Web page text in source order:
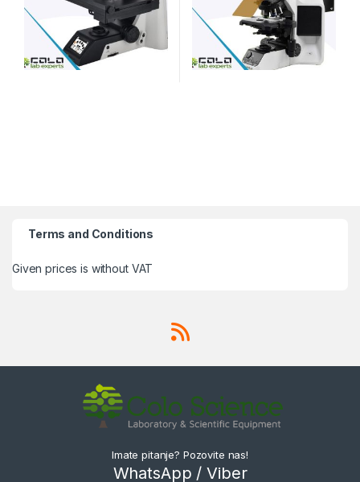
Terms and Conditions
Given prices is without VAT
Imate pitanje? Pozovite nas!
WhatsApp / Viber